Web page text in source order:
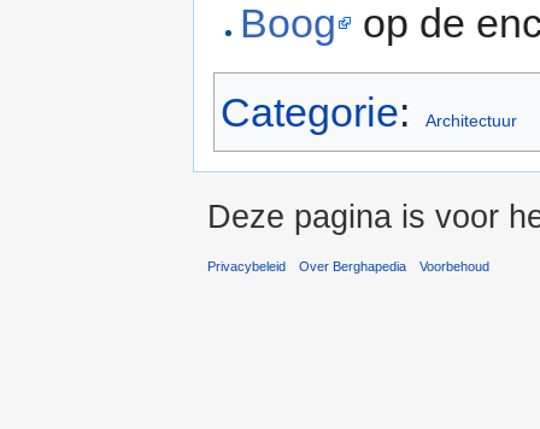
Boog
op de
Categorie: Architectuur
Deze pagina is voor
Privacybeleid Over Berghapedia Voorbehoud